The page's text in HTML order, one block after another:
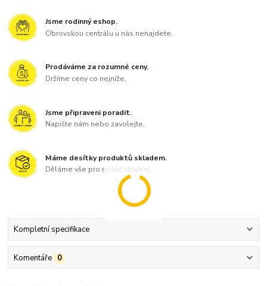
Jsme rodinný eshop.
Obrovskou centrálu u nás nenajdete.
Prodáváme za rozumné ceny.
Držíme ceny co nejníže.
Jsme připraveni poradit.
Napište nám nebo zavolejte.
Máme desítky produktů skladem.
Děláme vše pro rychlé dodání.
Kompletní specifikace
Komentáře 0